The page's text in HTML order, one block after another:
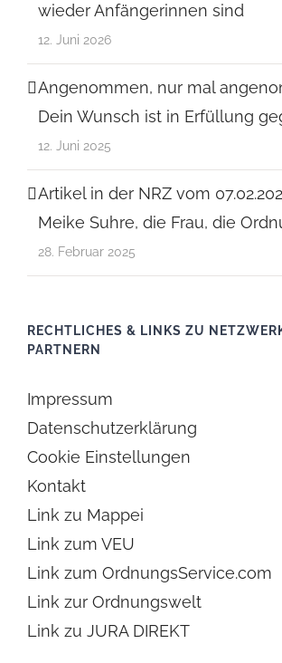
wieder Anfängerinnen sind
12. Juni 2026
Angenommen, nur mal
Dein Wunsch ist in Erfüllung
12. Juni 2025
Artikel in der NRZ vom
Meike Suhre, die Frau, die
28. Februar 2025
RECHTLICHES & LINKS ZU
PARTNERN
Impressum
Datenschutzerklärung
Cookie Einstellungen
Kontakt
Link zu Mappei
Link zum VEU
Link zum OrdnungsService.com
Link zur Ordnungswelt
Link zu JURA DIREKT